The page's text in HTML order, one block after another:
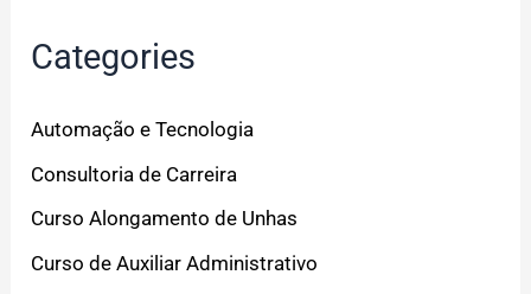
Categories
Automação e Tecnologia
Consultoria de Carreira
Curso Alongamento de Unhas
Curso de Auxiliar Administrativo